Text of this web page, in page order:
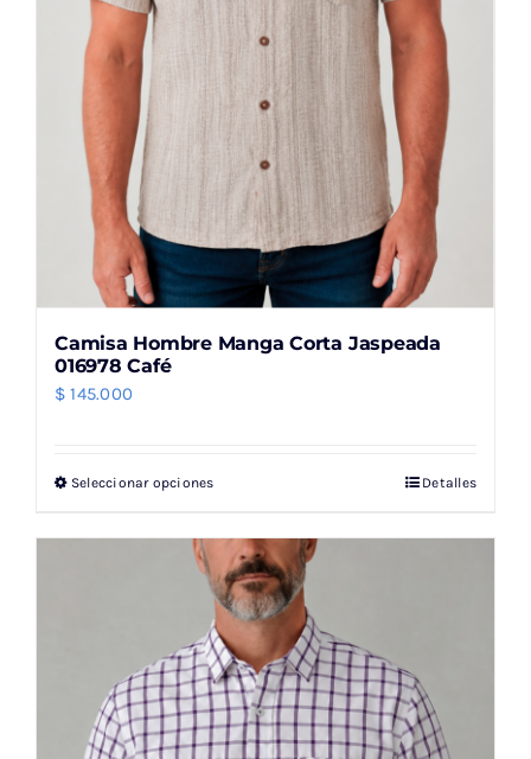
Camisa Hombre Manga Corta Jaspeada
016978 Café
$ 145.000
Seleccionar opcionesEste
tiene
múltiples
variantes.
Las
opciones
se
pueden
Detalles